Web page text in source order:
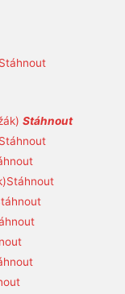
Stáhnout
Stáhnout
Stáhnout
Stáhnout